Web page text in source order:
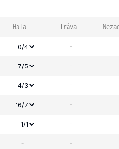
Hala Tráva
0/4 -
7/5 -
4/3 -
16/7 -
1/1 -
- -